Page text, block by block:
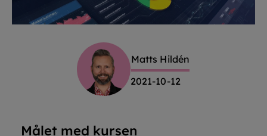
Matts Hildén
2021-10-12
Målet med kursen